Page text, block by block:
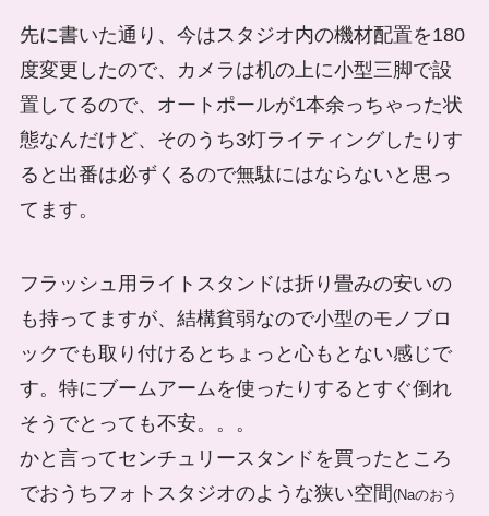
先に書いた通り、今はスタジオ内の機材配置を180
度変更したので、カメラは机の上に小型三脚で設
置してるので、オートポールが1本余っちゃった状
態なんだけど、そのうち3灯ライティングしたりす
ると出番は必ずくるので無駄にはならないと思っ
てます。
フラッシュ用ライトスタンドは折り畳みの安いの
も持ってますが、結構貧弱なので小型のモノブロ
ックでも取り付けるとちょっと心もとない感じで
す。特にブームアームを使ったりするとすぐ倒れ
そうでとっても不安。。。
かと言ってセンチュリースタンドを買ったところ
でおうちフォトスタジオのような狭い空間(Naのおう